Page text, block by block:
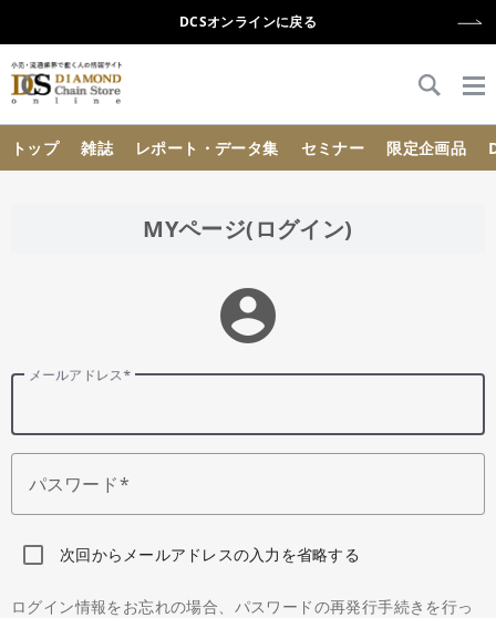
DCSオンラインに戻る
トップ 雑誌 レポート・データ集 セミナー 限定企画品
MYページ(ログイン)
account_circle
メールアドレス
パスワード
次回からメールアドレスの入力を省略する
ログイン情報をお忘れの場合、パスワードの再発行手続きを行っ